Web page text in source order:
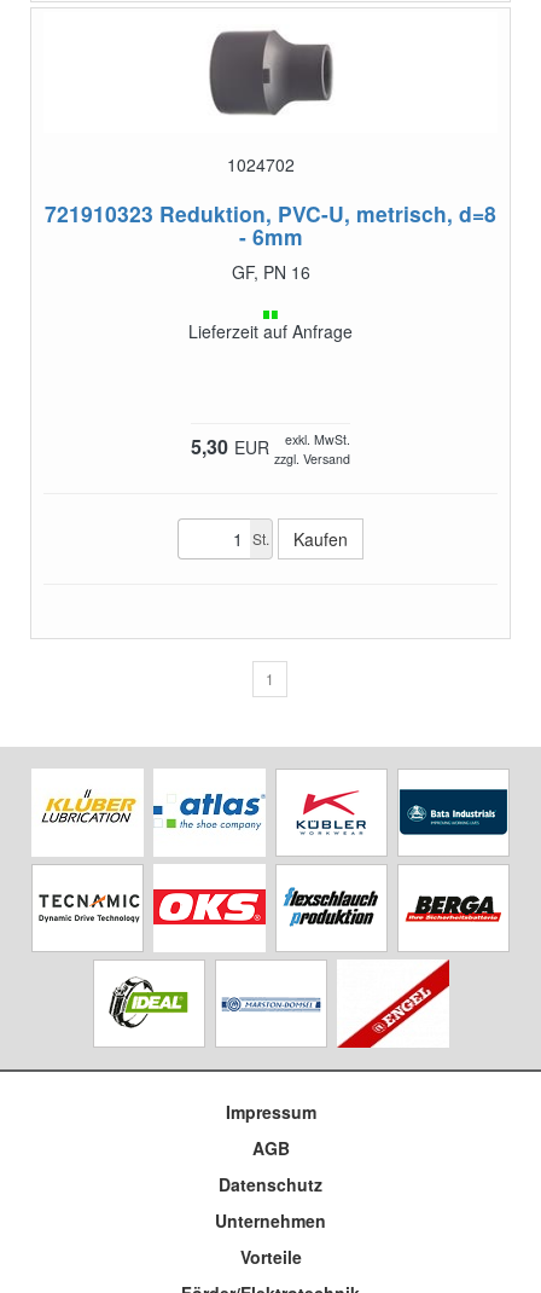
1024702
721910323 Reduktion, PVC-U, metrisch, d=8
- 6mm
GF, PN 16
Lieferzeit auf Anfrage
5,30 EUR
exkl. MwSt.
zzgl. Versand
St.
1
Impressum
AGB
Datenschutz
Unternehmen
Vorteile